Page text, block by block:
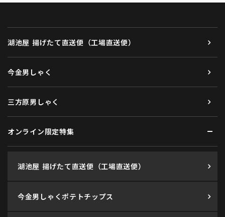
湖池屋 揚げたて直送便（工場直送便）
今金男しゃく
三方原男しゃく
オンライン限定特集
湖池屋 揚げたて直送便（工場直送便）
今金男しゃくポテトチップス